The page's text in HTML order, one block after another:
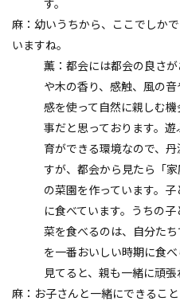
す。
麻：幼いうちから、ここでしか
いますね。
薫：都会には都会の良さ
や木の香り、感触、風の
感を使って自然に親しむ
事だと思っております。
育ができる環境なので、
すが、都会から見たら「
の菜園を作っています。
に食べています。うちの
菜を食べるのは、自分た
を一番おいしい時期に食
見てると、親も一緒に頑張
麻：お子さんと一緒にできるこ